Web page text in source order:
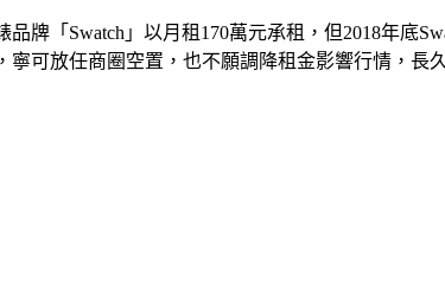
牌「Swatch」以月租170萬元承租，但2018年底
可放任商圈空置，也不願調降租金影響行情，長